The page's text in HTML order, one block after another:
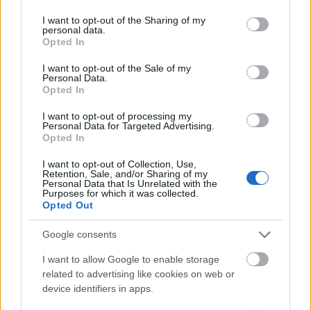
not limited to your visit or usage behaviour. You may click to
grant or deny consent to Google and its third-party tags to
use your data for below specified purposes in below Google
consent section.
I want to opt-out of the Sharing of my
personal data.
Opted In
I want to opt-out of the Sale of my
Personal Data.
Opted In
I want to opt-out of processing my
Personal Data for Targeted Advertising.
Opted In
I want to opt-out of Collection, Use,
Retention, Sale, and/or Sharing of my
Personal Data that Is Unrelated with the
Purposes for which it was collected.
Opted Out
Google consents
I want to allow Google to enable storage
related to advertising like cookies on web or
device identifiers in apps.
A poszt elején látható, most felkapott képek sem
frissek: aFaceresearch.orgkutatásából származnak.
A weboldalon egy még érdekesebb kísérletet is
találhatunk: saját magunk rakhatunk össze ilyen
és következtethetünk a vonalakat összemosó
algoritmusra is.
Mutatok egy példát, két kevésbé szép arcból így lett